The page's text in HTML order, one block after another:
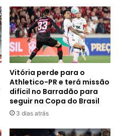
Vitória perde para o
Athletico-PR e terá missão
difícil no Barradão para
seguir na Copa do Brasil
3 dias atrás